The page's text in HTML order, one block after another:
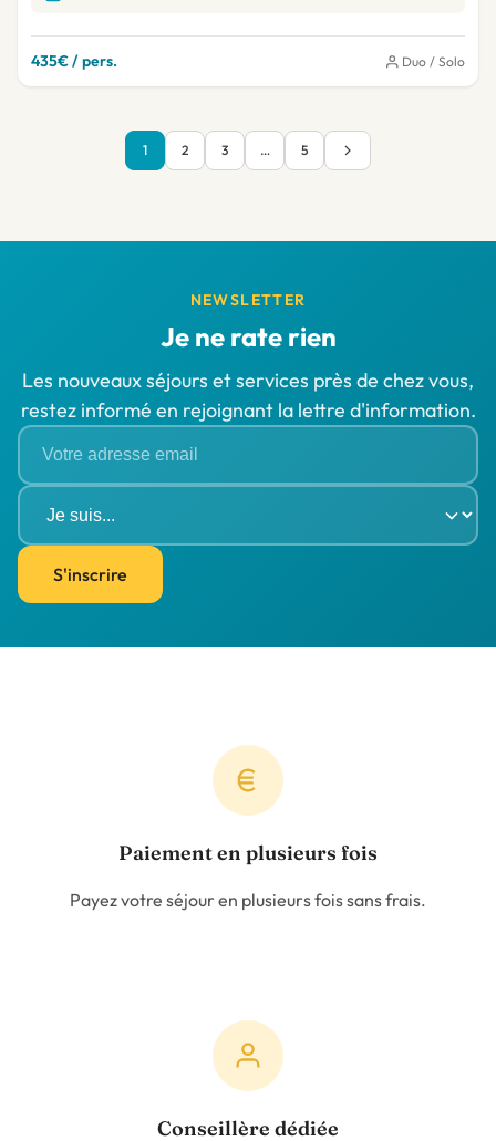
435€ / pers. Duo / Solo
1 2 3 … 5
NEWSLETTER
Je ne rate rien
Les nouveaux séjours et services près de chez vous,
restez informé en rejoignant la lettre d'information.
S'inscrire
Paiement en plusieurs fois
Payez votre séjour en plusieurs fois sans frais.
Conseillère dédiée